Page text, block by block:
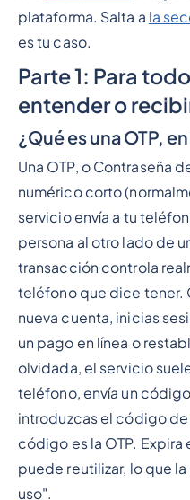
plataforma. Salta a la
es tu caso.
Parte 1: Para
entender o
¿Qué es una OTP,
Una OTP, o Contraseña
numérico corto
servicio envía a tu
persona al otro lado de
transacción controla
teléfono que dice tener.
nueva cuenta, inicias
un pago en línea o
olvidada, el servicio
teléfono, envía un
introduzcas el código de
código es la OTP. Expira
puede reutilizar, lo que
uso".